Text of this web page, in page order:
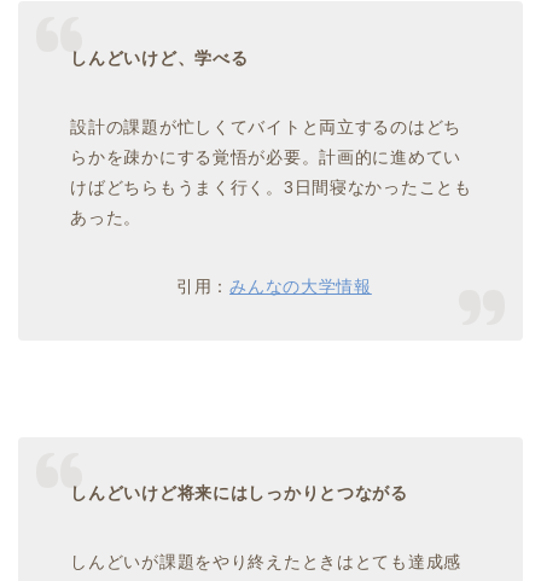
しんどいけど、学べる
設計の課題が忙しくてバイトと両立するのはどち
らかを疎かにする覚悟が必要。計画的に進めてい
けばどちらもうまく行く。3日間寝なかったことも
あった。
引用：みんなの大学情報
しんどいけど将来にはしっかりとつながる
しんどいが課題をやり終えたときはとても達成感